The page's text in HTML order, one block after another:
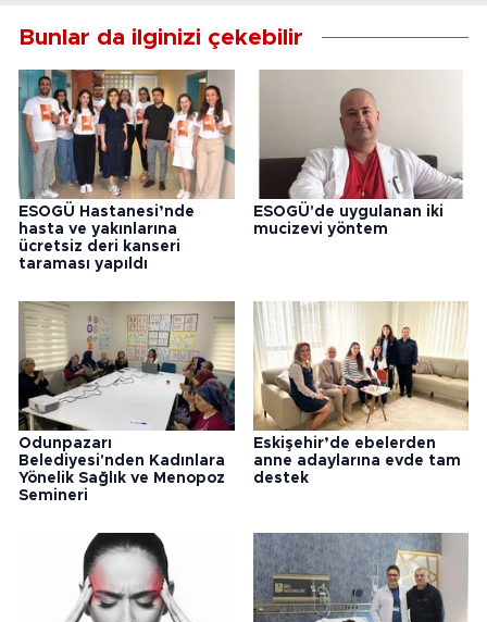
Bunlar da ilginizi çekebilir
ESOGÜ Hastanesi’nde
hasta ve yakınlarına
ücretsiz deri kanseri
taraması yapıldı
ESOGÜ'de uygulanan iki
mucizevi yöntem
Odunpazarı
Belediyesi'nden Kadınlara
Yönelik Sağlık ve Menopoz
Semineri
Eskişehir’de ebelerden
anne adaylarına evde tam
destek